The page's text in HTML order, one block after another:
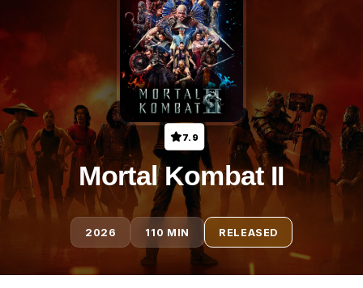
7.9
Mortal Kombat II
2026 110 MIN RELEASED